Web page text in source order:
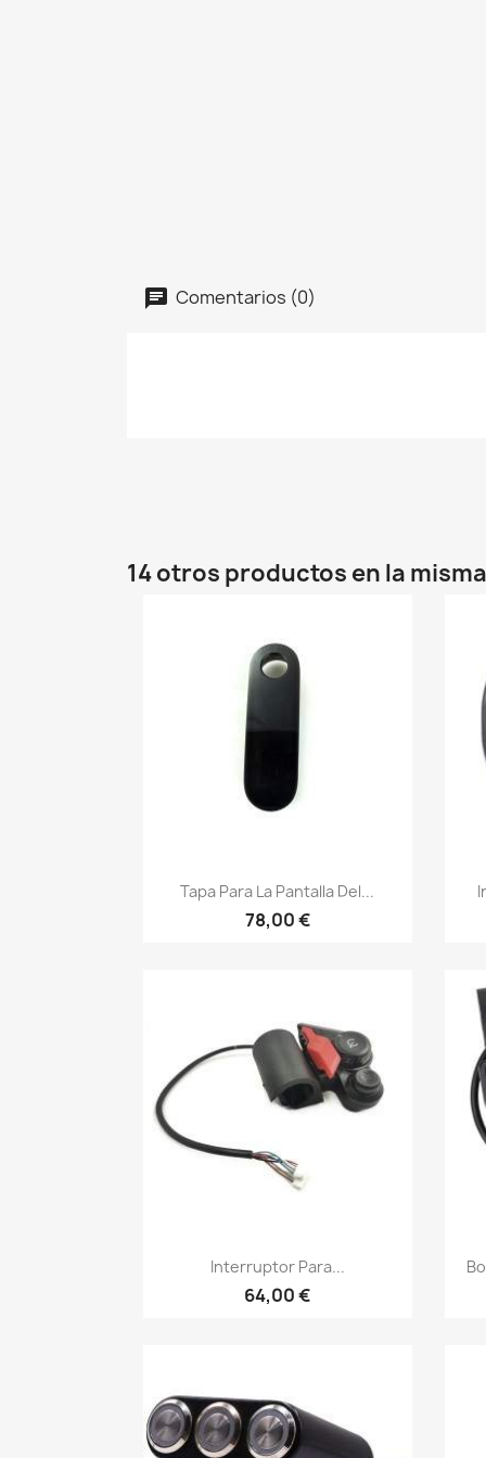
Comentarios (0)
14 otros productos en la
Vista rápida
Tapa Para La Pantalla Del...
78,00 €
Vista rápida
Interruptor Para...
64,00 €